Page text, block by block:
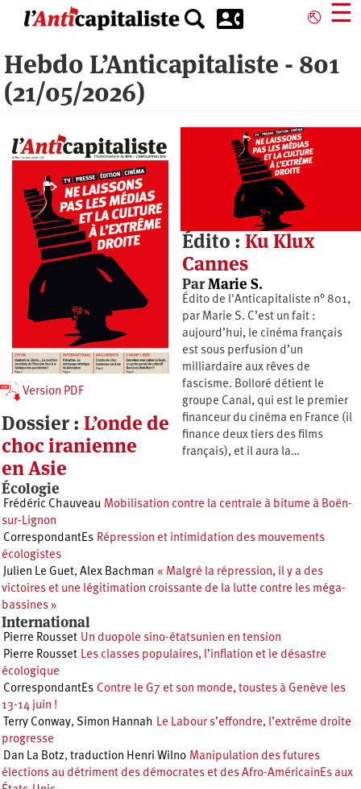
principal
⎋ ☰
Hebdo L’Anticapitaliste - 801
(21/05/2026)
Édito : Ku Klux
Cannes
ParMarie S.
Édito de l'Anticapitaliste n° 801,
par Marie S. C’est un fait :
aujourd’hui, le cinéma français
est sous perfusion d’un
milliardaire aux rêves de
fascisme. Bolloré détient le
groupe Canal, qui est le premier
financeur du cinéma en France (il
finance deux tiers des films
français), et il aura la…
Version PDF
Dossier : L’onde de
choc iranienne
en Asie
Écologie
Frédéric Chauveau Mobilisation contre la centrale à bitume à Boën-
sur-Lignon
CorrespondantEs Répression et intimidation des mouvements
écologistes
Julien Le Guet, Alex Bachman « Malgré la répression, il y a des
victoires et une légitimation croissante de la lutte contre les méga-
bassines »
International
Pierre Rousset Un duopole sino-étatsunien en tension
Pierre Rousset Les classes populaires, l’inflation et le désastre
écologique
CorrespondantEs Contre le G7 et son monde, toustes à Genève les
13-14 juin !
Terry Conway, Simon Hannah Le Labour s’effondre, l’extrême droite
progresse
Dan La Botz, traduction Henri Wilno Manipulation des futures
élections au détriment des démocrates et des Afro-AméricainEs aux